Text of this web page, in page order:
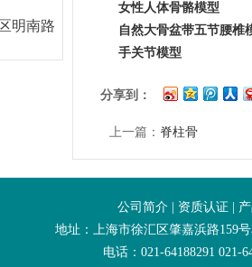
明南路
女性人体骨骼模型
自然大骨盆带五节腰椎
手关节模型
分享到：
上一篇： 脊柱骨
公司简介| 资质认证
地址：上海市徐汇区肇嘉浜路159
电话：021-64188291 021-